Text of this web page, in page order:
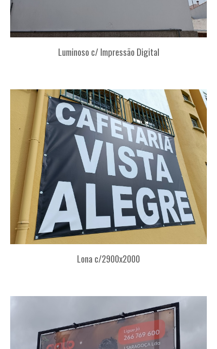
Luminoso c/ Impressão Digital
Lona c/2900x2000